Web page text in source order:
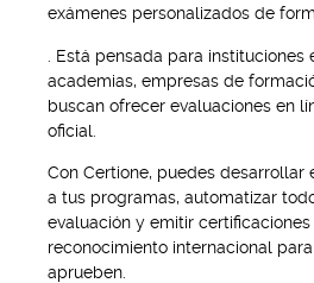
exámenes personalizados de
. Está pensada para instituciones
academias, empresas de
buscan ofrecer evaluaciones en
oficial.
Con Certione, puedes desarrollar
a tus programas, automatizar
evaluación y emitir
reconocimiento internacional
aprueben.